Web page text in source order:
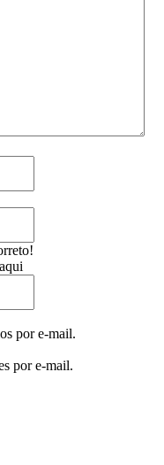
por e-mail.
por e-mail.